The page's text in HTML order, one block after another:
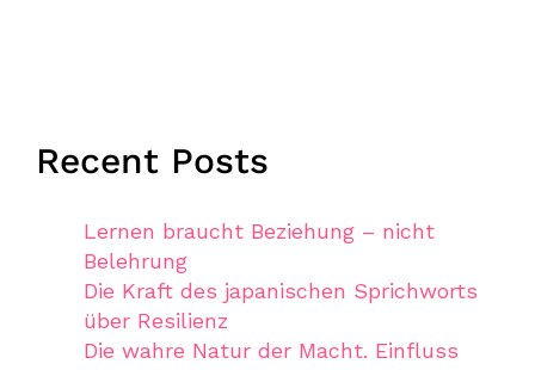
Recent Posts
Lernen braucht Beziehung – nicht
Belehrung
Die Kraft des japanischen Sprichworts
über Resilienz
Die wahre Natur der Macht. Einfluss